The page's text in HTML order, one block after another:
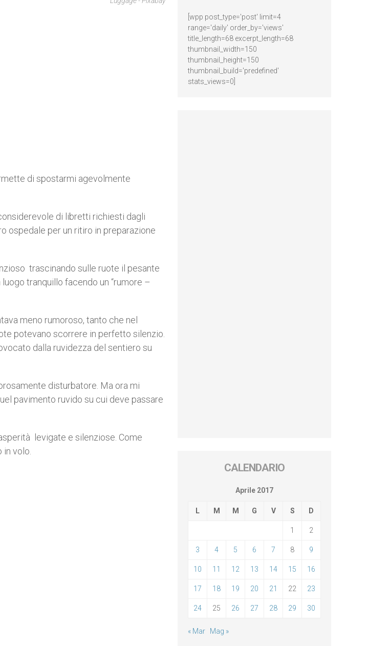
di spostarmi agevolmente
di libretti richiesti dagli
ospedale per un ritiro in preparazione
trascinando sulle ruote il pesante
tranquillo facendo un “rumore –
meno rumoroso, tanto che nel
potevano scorrere in perfetto silenzio.
dalla ruvidezza del sentiero su
disturbatore. Ma ora mi
pavimento ruvido su cui deve passare
levigate e silenziose. Come
volo.
[wpp post_type='post' limit=4
range='daily' order_by='views'
title_length=68 excerpt_length=68
thumbnail_width=150
thumbnail_height=150
thumbnail_build='predefined'
stats_views=0]
CALENDARIO
Aprile 2017
L M M G V S D
1 2
3 4 5 6 7 8 9
10 11 12 13 14 15 16
17 18 19 20 21 22 23
24 25 26 27 28 29 30
« Mar Mag »